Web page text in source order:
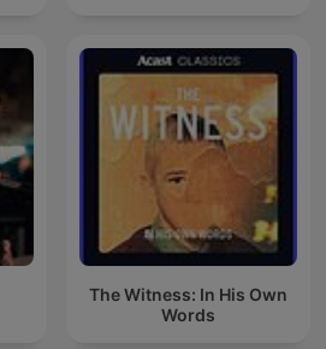
The Witness: In His Own
Words